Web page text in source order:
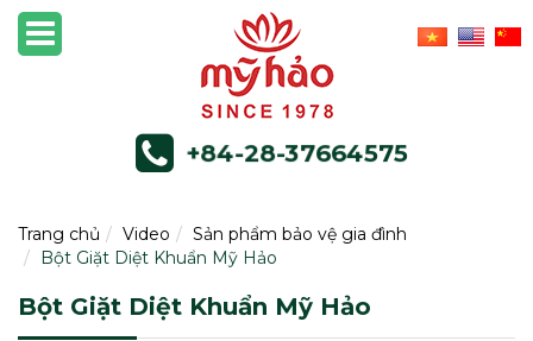
+84-28-37664575
Trang chủ Video
Sản phẩm bảo vệ gia đình
Bột Giặt Diệt Khuẩn Mỹ Hảo
Bột Giặt Diệt Khuẩn Mỹ Hảo